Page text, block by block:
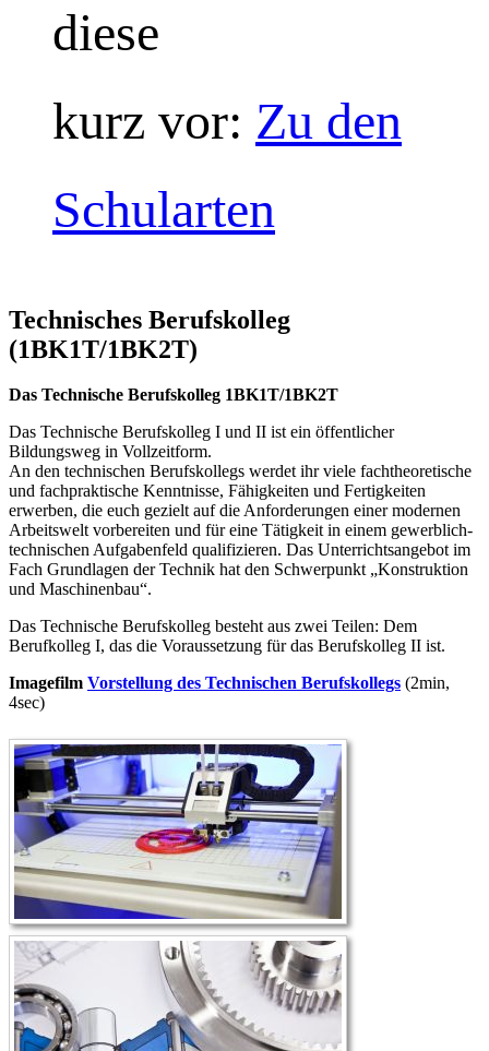
diese
kurz vor: Zu den
Schularten
Technisches Berufskolleg
(1BK1T/1BK2T)
Das Technische Berufskolleg 1BK1T/1BK2T
Das Technische Berufskolleg I und II ist ein öffentlicher
Bildungsweg in Vollzeitform.
An den technischen Berufskollegs werdet ihr viele fachtheoretische
und fachpraktische Kenntnisse, Fähigkeiten und Fertigkeiten
erwerben, die euch gezielt auf die Anforderungen einer modernen
Arbeitswelt vorbereiten und für eine Tätigkeit in einem gewerblich-
technischen Aufgabenfeld qualifizieren. Das Unterrichtsangebot im
Fach Grundlagen der Technik hat den Schwerpunkt „Konstruktion
und Maschinenbau“.
Das Technische Berufskolleg besteht aus zwei Teilen: Dem
Berufkolleg I, das die Voraussetzung für das Berufskolleg II ist.
Imagefilm Vorstellung des Technischen Berufskollegs (2min,
4sec)